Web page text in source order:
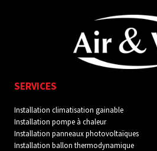
SERVICES
Installation climatisation gainable
Installation pompe à chaleur
Installation panneaux photovoltaïques
Installation ballon thermodynamique